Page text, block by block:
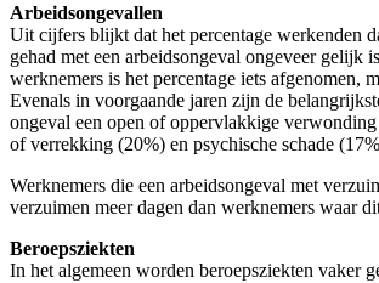
Arbeidsongevallen
Uit cijfers blijkt dat het percentage werkenden
gehad met een arbeidsongeval ongeveer gelijk
werknemers is het percentage iets afgenomen,
Evenals in voorgaande jaren zijn de
ongeval een open of oppervlakkige
of verrekking (20%) en psychische schade
Werknemers die een arbeidsongeval met
verzuimen meer dagen dan werknemers waar
Beroepsziekten
In het algemeen worden beroepsziekten vaker